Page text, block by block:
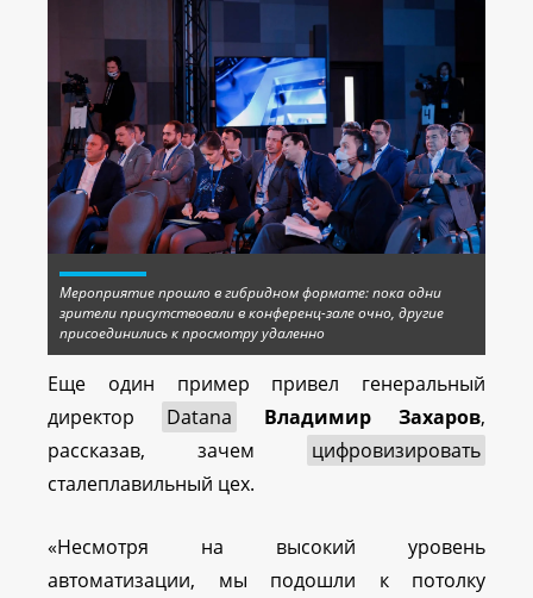
Мероприятие прошло в гибридном формате: пока одни
зрители присутствовали в конференц-зале очно, другие
присоединились к просмотру удаленно
Еще один пример привел генеральный
директор
Datana Владимир Захаров,
рассказав, зачем
цифровизировать
сталеплавильный цех.
«Несмотря на высокий уровень
автоматизации, мы подошли к потолку